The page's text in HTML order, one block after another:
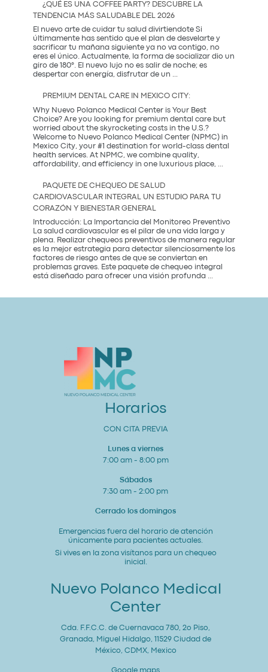
y
la
Tradición
¿QUÉ ES UNA COFFEE PARTY? DESCUBRE LA
TENDENCIA MÁS SALUDABLE DEL 2026
El nuevo arte de cuidar tu salud divirtiendote Si
últimamente has sentido que el plan de desvelarte y
sacrificar tu mañana siguiente ya no va contigo, no
eres el único. Actualmente, la forma de socializar dio un
giro de 180°. El nuevo lujo no es salir de noche; es
despertar con energía, disfrutar de un ...
una
Party?
Descubre
la
tendencia
más
saludable
del
PREMIUM DENTAL CARE IN MEXICO CITY:
Why Nuevo Polanco Medical Center is Your Best
Choice? Are you looking for premium dental care but
worried about the skyrocketing costs in the U.S.?
Welcome to Nuevo Polanco Medical Center (NPMC) in
Mexico City, your #1 destination for world-class dental
health services. At NPMC, we combine quality,
affordability, and efficiency in one luxurious place,
PAQUETE DE CHEQUEO DE SALUD
CARDIOVASCULAR INTEGRAL UN ESTUDIO PARA TU
CORAZÓN Y BIENESTAR GENERAL
Introducción: La Importancia del Monitoreo Preventivo
La salud cardiovascular es el pilar de una vida larga y
plena. Realizar chequeos preventivos de manera regular
es la mejor estrategia para detectar silenciosamente los
factores de riesgo antes de que se conviertan en
problemas graves. Este paquete de chequeo integral
está diseñado para ofrecer una visión profunda ...
Horarios
CON CITA PREVIA
Lunes a viernes
7:00 am - 8:00 pm
Sábados
7:30 am - 2:00 pm
Cerrado los domingos
Emergencias fuera del horario de atención
únicamente para pacientes actuales.
Si vives en la zona visítanos para un chequeo
inicial.
Nuevo Polanco Medical
Center
Cda. F.F.C.C. de Cuernavaca 780, 2o Piso,
Granada, Miguel Hidalgo, 11529 Ciudad de
México, CDMX, Mexico
Google maps